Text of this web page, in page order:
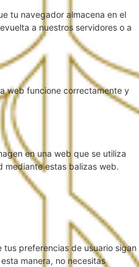
tu navegador almacena en el
a nuestros servidores o a
web funcione correctamente y
en una web que se utiliza
mediante estas balizas web.
preferencias de usuario sigan
manera, no necesitas